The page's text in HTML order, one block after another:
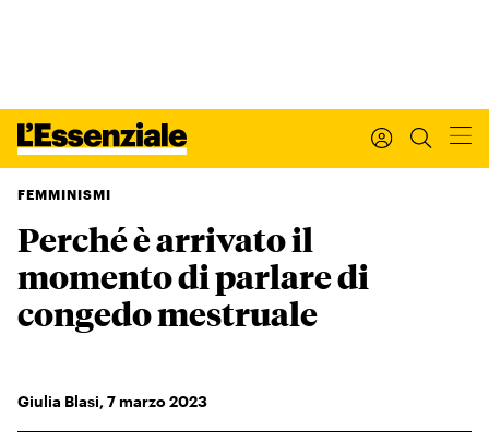
Xxx
Leggi Internazionale
I tuoi dati personali
Regala o rinnova
L’ESSENZIALE
Ultimi articoli
INTERNAZIONALE
FEMMINISMI
Perché è arrivato il
momento di parlare di
congedo mestruale
Giulia Blasi,7marzo 2023